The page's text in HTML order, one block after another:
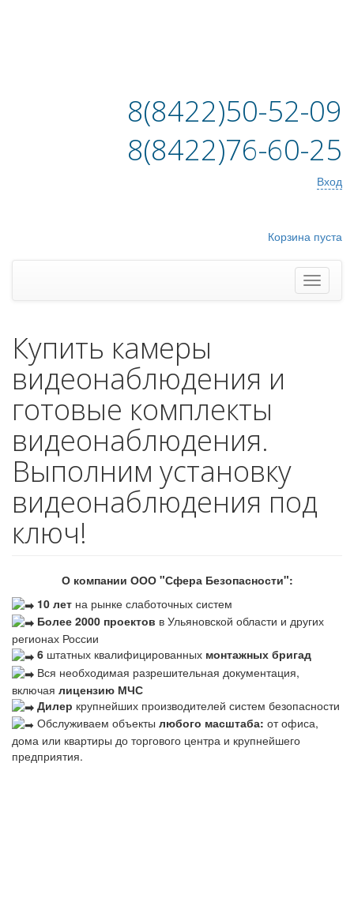
8(8422)50-52-09
8(8422)76-60-25
Вход
Корзина пуста
Купить камеры
видеонаблюдения и
готовые комплекты
видеонаблюдения.
Выполним установку
видеонаблюдения под
ключ!
О компании ООО "Сфера Безопасности":
10 лет на рынке слаботочных систем
Более 2000 проектов в Ульяновской области и других
регионах России
6 штатных квалифицированных монтажных бригад
Вся необходимая разрешительная документация,
включая лицензию МЧС
Дилер крупнейших производителей систем безопасности
Обслуживаем объекты любого масштаба: от офиса,
дома или квартиры до торгового центра и крупнейшего
предприятия.